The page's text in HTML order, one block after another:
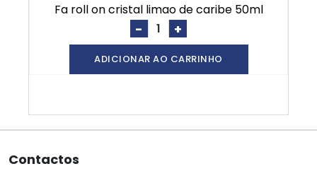
fa roll on cristal limao de caribe 50ml
- +
ADICIONAR AO CARRINHO
Contactos